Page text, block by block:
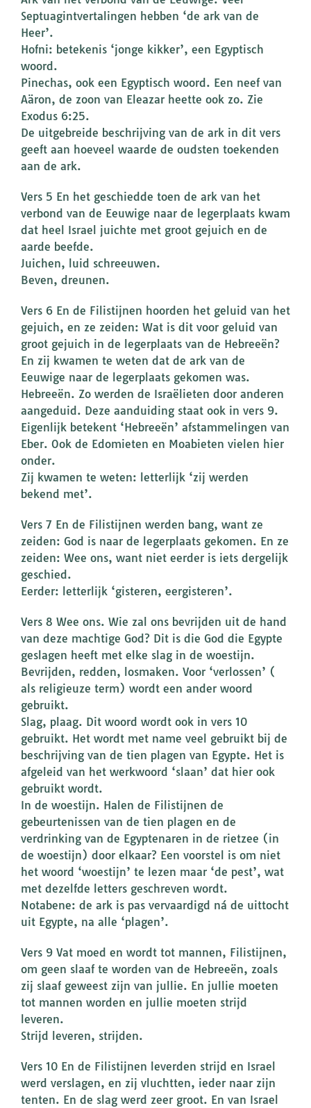
Septuagintvertalingen hebben ‘de ark van de
Heer’.
Hofni: betekenis ‘jonge kikker’, een Egyptisch
woord.
Pinechas, ook een Egyptisch woord. Een neef van
Aäron, de zoon van Eleazar heette ook zo. Zie
Exodus 6:25.
De uitgebreide beschrijving van de ark in dit vers
geeft aan hoeveel waarde de oudsten toekenden
aan de ark.
Vers 5 En het geschiedde toen de ark van het
verbond van de Eeuwige naar de legerplaats kwam
dat heel Israel juichte met groot gejuich en de
aarde beefde.
Juichen, luid schreeuwen.
Beven, dreunen.
Vers 6 En de Filistijnen hoorden het geluid van het
gejuich, en ze zeiden: Wat is dit voor geluid van
groot gejuich in de legerplaats van de Hebreeën?
En zij kwamen te weten dat de ark van de
Eeuwige naar de legerplaats gekomen was.
Hebreeën. Zo werden de Israëlieten door anderen
aangeduid. Deze aanduiding staat ook in vers 9.
Eigenlijk betekent ‘Hebreeën’ afstammelingen van
Eber. Ook de Edomieten en Moabieten vielen hier
onder.
Zij kwamen te weten: letterlijk ‘zij werden
bekend met’.
Vers 7 En de Filistijnen werden bang, want ze
zeiden: God is naar de legerplaats gekomen. En ze
zeiden: Wee ons, want niet eerder is iets dergelijk
geschied.
Eerder: letterlijk ‘gisteren, eergisteren’.
Vers 8 Wee ons. Wie zal ons bevrijden uit de hand
van deze machtige God? Dit is die God die Egypte
geslagen heeft met elke slag in de woestijn.
Bevrijden, redden, losmaken. Voor ‘verlossen’ (
als religieuze term) wordt een ander woord
gebruikt.
Slag, plaag. Dit woord wordt ook in vers 10
gebruikt. Het wordt met name veel gebruikt bij de
beschrijving van de tien plagen van Egypte. Het is
afgeleid van het werkwoord ‘slaan’ dat hier ook
gebruikt wordt.
In de woestijn. Halen de Filistijnen de
gebeurtenissen van de tien plagen en de
verdrinking van de Egyptenaren in de rietzee (in
de woestijn) door elkaar? Een voorstel is om niet
het woord ‘woestijn’ te lezen maar ‘de pest’, wat
met dezelfde letters geschreven wordt.
Notabene: de ark is pas vervaardigd ná de uittocht
uit Egypte, na alle ‘plagen’.
Vers 9 Vat moed en wordt tot mannen, Filistijnen,
om geen slaaf te worden van de Hebreeën, zoals
zij slaaf geweest zijn van jullie. En jullie moeten
tot mannen worden en jullie moeten strijd
leveren.
Strijd leveren, strijden.
Vers 10 En de Filistijnen leverden strijd en Israel
werd verslagen, en zij vluchtten, ieder naar zijn
tenten. En de slag werd zeer groot. En van Israel